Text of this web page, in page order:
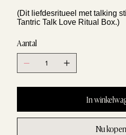
(Dit liefdesritueel met talking
Tantric Talk Love Ritual Box.)
Aantal
In
Nu kopen